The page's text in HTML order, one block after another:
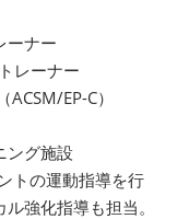
ーナー
レーナー
EP-C）
ング施設
トの運動指導を行
強化指導も担当。